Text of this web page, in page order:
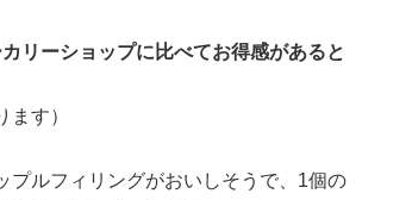
リーショップに比べてお得感があると
す）
プルフィリングがおいしそうで、1個の